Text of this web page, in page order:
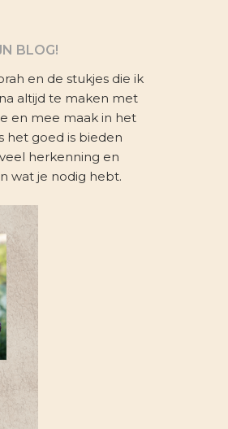
BLOG!
en de stukjes die ik
altijd te maken met
en mee maak in het
het goed is bieden
herkenning en
wat je nodig hebt.